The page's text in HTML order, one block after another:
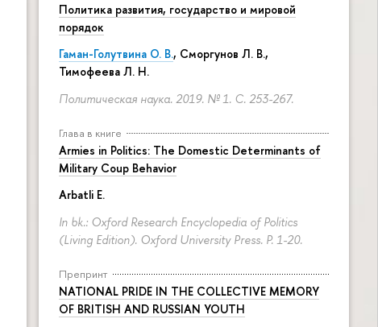
Политика развития, государство и мировой
порядок
Гаман-Голутвина О. В., Сморгунов Л. В.,
Тимофеева Л. Н.
Политическая наука. 2019. № 1. С. 253-267.
Глава в книге
Armies in Politics: The Domestic Determinants of
Military Coup Behavior
Arbatli E.
In bk.: Oxford Research Encyclopedia of Politics
(Living Edition). Oxford University Press. P. 1-20.
Препринт
NATIONAL PRIDE IN THE COLLECTIVE MEMORY
OF BRITISH AND RUSSIAN YOUTH